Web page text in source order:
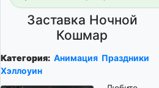
Заставка Ночной
Кошмар
Категория: Анимация Праздники
Хэллоуин